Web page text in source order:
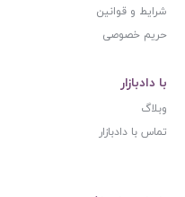
شرایط و قوانین
حریم خصوصی
با دادبازار
وبلاگ
تماس با دادبازار